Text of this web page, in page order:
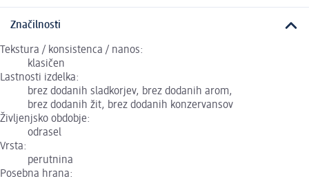
Značilnosti
Tekstura / konsistenca / nanos:
klasičen
Lastnosti izdelka:
brez dodanih sladkorjev, brez dodanih arom,
brez dodanih žit, brez dodanih konzervansov
Življenjsko obdobje:
odrasel
Vrsta:
perutnina
Posebna hrana: